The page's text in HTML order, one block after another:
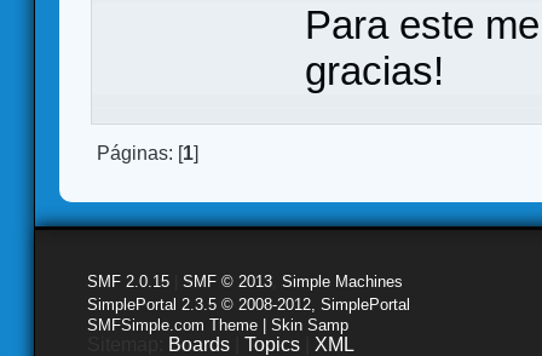
Para este
gracias!
Páginas: [1]
SMF 2.0.15 SMF © 2013 Simple Machines
SimplePortal 2.3.5 © 2008-2012, SimplePortal
SMFSimple.com Theme | Skin Samp
Boards Topics XML